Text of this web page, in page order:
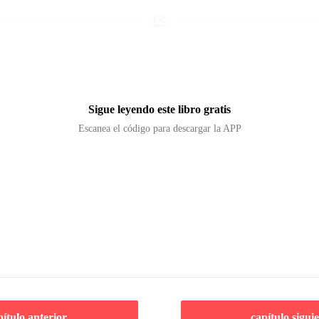
Sigue leyendo este libro gratis
Escanea el código para descargar la APP